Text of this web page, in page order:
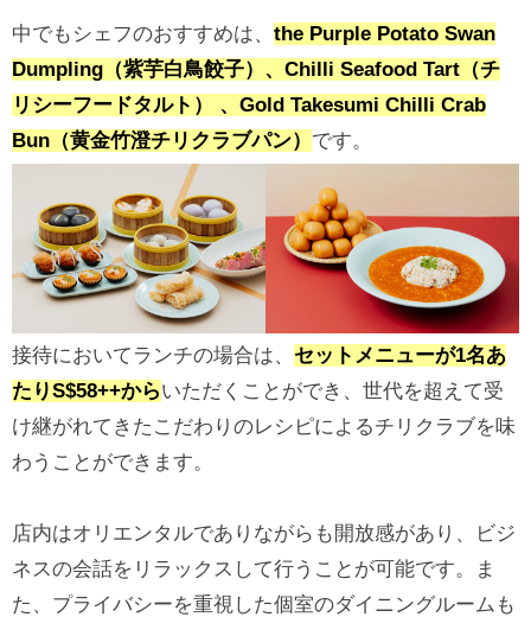
中でもシェフのおすすめは、 the Purple Potato Swan
Dumpling（紫芋白鳥餃子）、Chilli Seafood Tart（チ
リシーフードタルト） 、Gold Takesumi Chilli Crab
Bun（黄金竹澄チリクラブパン） です。
接待においてランチの場合は、 セットメニューが1名あ
たりS$58++からいただくことができ、世代を超えて受
け継がれてきたこだわりのレシピによるチリクラブを味
わうことができます。
店内はオリエンタルでありながらも開放感があり、ビジ
ネスの会話をリラックスして行うことが可能です。ま
た、プライバシーを重視した個室のダイニングルームも